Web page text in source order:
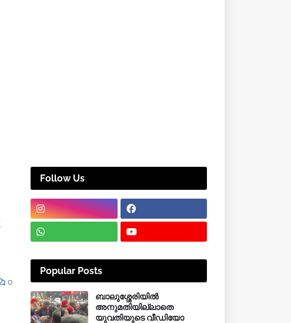
0
Follow Us
Popular Posts
ബാലുശ്ശേരിയിൽ
അനുമതിയില്ലാതെ
യുവതിയുടെ വീഡിയോ